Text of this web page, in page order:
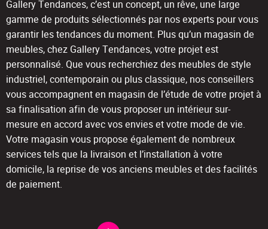
Gallery Tendances, c’est un concept, un rêve, une large
gamme de produits sélectionnés par nos experts pour vous
garantir les tendances du moment. Plus qu’un magasin de
meubles, chez Gallery Tendances, votre projet est
personnalisé. Que vous recherchiez des meubles de style
industriel, contemporain ou plus classique, nos conseillers
vous accompagnent en magasin de l’étude de votre projet à
sa finalisation afin de vous proposer un intérieur sur-
mesure en accord avec vos envies et votre mode de vie.
Votre magasin vous propose également de nombreux
services tels que la livraison et l’installation à votre
domicile, la reprise de vos anciens meubles et des facilités
de paiement.